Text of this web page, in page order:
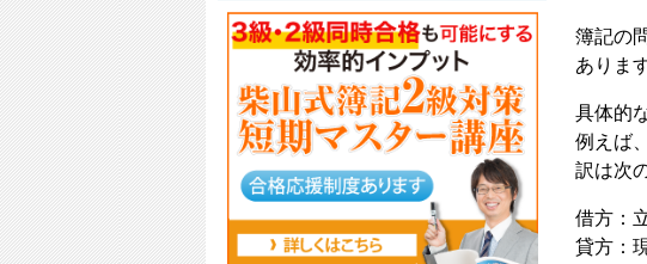
簿記の
ありま
具体的
例えば
訳は次
借方：
貸方：